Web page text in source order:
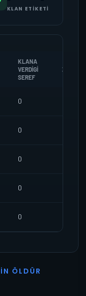
KLAN ETIKETI
KLANA
VERDIGI
SEREF
ZOMBI
0
0
0
0
0
I N Ö L D Ü R